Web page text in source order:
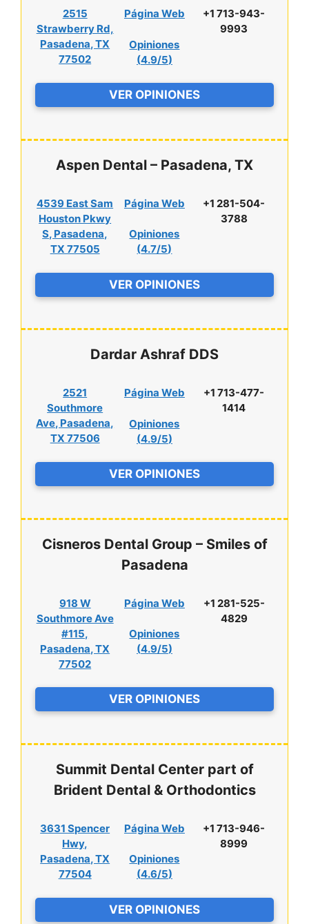
2515
Strawberry Rd,
Pasadena, TX
77502
Página Web
Opiniones
(4.9/5)
+1 713-943-
9993
VER OPINIONES
Aspen Dental – Pasadena, TX
4539 East Sam
Houston Pkwy
S, Pasadena,
TX 77505
Página Web
Opiniones
(4.7/5)
+1 281-504-
3788
VER OPINIONES
Dardar Ashraf DDS
2521
Southmore
Ave, Pasadena,
TX 77506
Página Web
Opiniones
(4.9/5)
+1 713-477-
1414
VER OPINIONES
Cisneros Dental Group – Smiles of
Pasadena
918 W
Southmore Ave
#115,
Pasadena, TX
77502
Página Web
Opiniones
(4.9/5)
+1 281-525-
4829
VER OPINIONES
Summit Dental Center part of
Brident Dental & Orthodontics
3631 Spencer
Hwy,
Pasadena, TX
77504
Página Web
Opiniones
(4.6/5)
+1 713-946-
8999
VER OPINIONES